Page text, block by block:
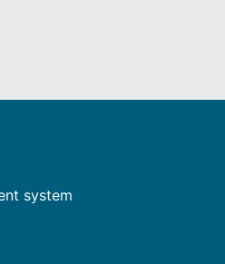
system